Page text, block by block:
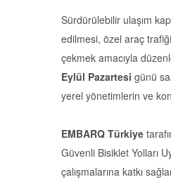
Description
Sürdürülebilir ulaşım
edilmesi, özel araç
çekmek amacıyla
Eylül Pazartesigünü
yerel yönetimlerin ve
EMBARQ Türkiye
Güvenli Bisiklet Yolları
çalışmalarına katkı